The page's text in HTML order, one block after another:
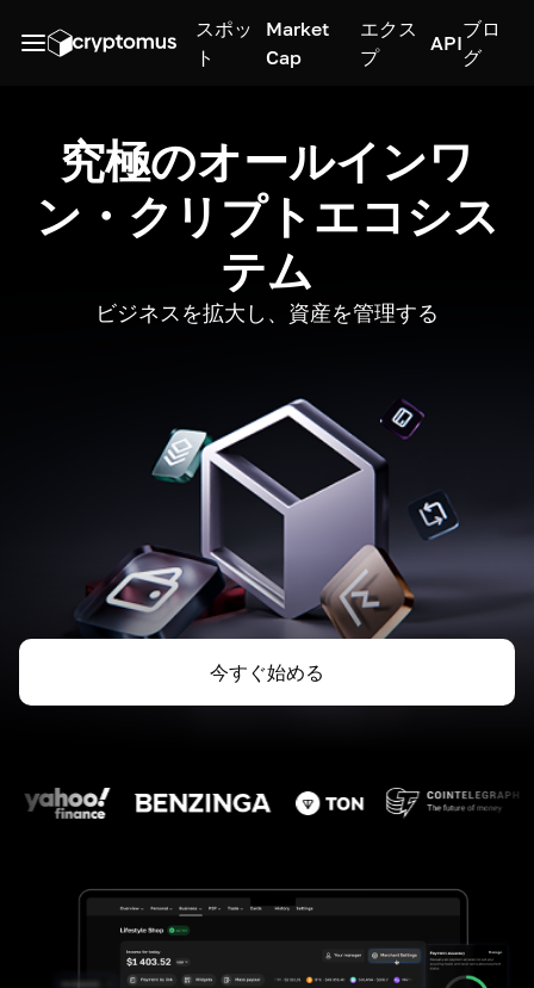
スポッ
ト
Market
Cap
エクス
プ
API
ブロ
グ
究極のオールインワ
ン・クリプトエコシス
テム
ビジネスを拡大し、資産を管理する
今すぐ始める